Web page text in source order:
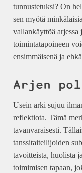
tunnustetuksi? On
sen myötä
vallankäyttöä arjessa
toimintatapoineen
ensimmäisenä ja
Arjen
Usein arki sujuu
reflektiota. Tämä
tavanvaraisesti.
tanssitaiteilijoiden
tavoitteista, huolista
toimimisen tapaan,